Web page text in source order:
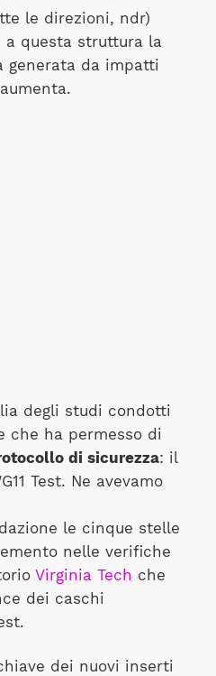
le direzioni, ndr)
a questa struttura la
generata da impatti
degli studi condotti
che ha permesso di
di sicurezza: il
Test. Ne avevamo
le cinque stelle
nelle verifiche
Virginia Tech che
dei caschi
dei nuovi inserti